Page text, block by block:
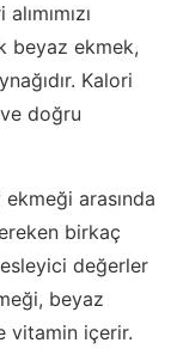
beyaz ekmek,
Kalori
doğru
arasında
birkaç
değerler
beyaz
vitamin içerir.